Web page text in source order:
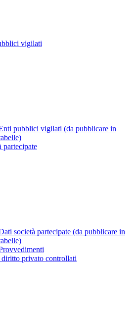
vigilati
pubblici vigilati (da pubblicare in
partecipate
società partecipate (da pubblicare in
privato controllati